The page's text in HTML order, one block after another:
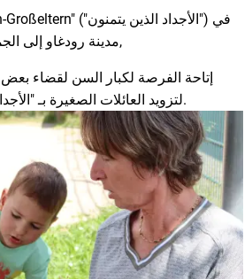
مدينة رودغاو إلى الجمع بين الأجيال. إنها أمنية,
إتاحة الفرصة لكبار السن لقضاء
لتزويد العائلات الصغيرة بـ "الأجداد المثاليين" الإضافيين.